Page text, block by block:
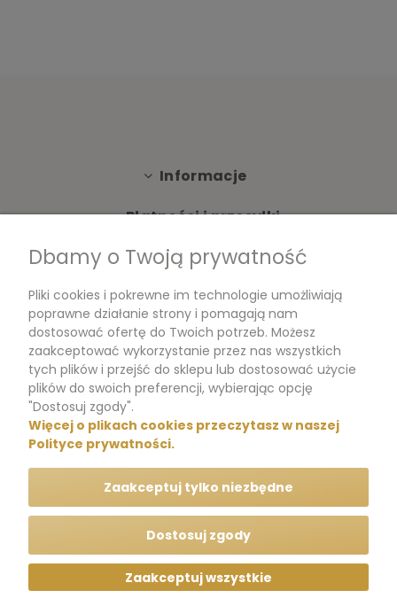
Informacje
Płatności i przesyłki
Moje konto
Dokumenty
m.me/perfumikpl
+48 570 704 000
+48 570 704 444
Wszelkie prawa zastrzeżone © Perfumik.pl 2020
Dbamy o Twoją prywatność
Pliki cookies i pokrewne im technologie umożliwiają
poprawne działanie strony i pomagają nam
dostosować ofertę do Twoich potrzeb. Możesz
zaakceptować wykorzystanie przez nas wszystkich
tych plików i przejść do sklepu lub dostosować użycie
plików do swoich preferencji, wybierając opcję
"Dostosuj zgody".
Więcej o plikach cookies przeczytasz w naszej
Polityce prywatności.
Zaakceptuj tylko niezbędne
Dostosuj zgody
Zaakceptuj wszystkie